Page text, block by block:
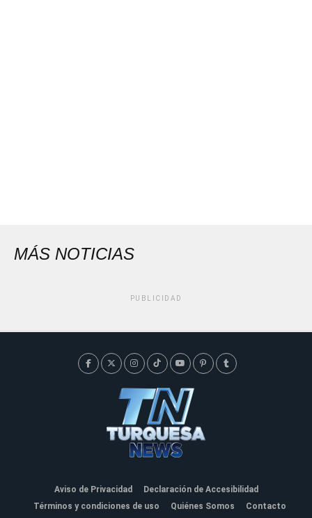
MÁS NOTICIAS
PUBLICIDAD
Aviso de Privacidad
Declaración de Accesibilidad
Términos y condiciones de uso
Quiénes Somos Contacto